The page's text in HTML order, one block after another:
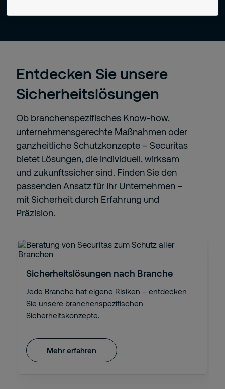
Entdecken Sie unsere
Sicherheitslösungen
Ob branchenspezifisches Know-how,
unternehmensgerechte Maßnahmen oder
ganzheitliche Schutzkonzepte – Securitas
bietet Lösungen, die individuell, wirksam
und zukunftssicher sind. Finden Sie den
passenden Ansatz für Ihr Unternehmen –
mit Sicherheit durch Erfahrung und
Präzision.
Sicherheitslösungen nach Branche
Jede Branche hat eigene Risiken – entdecken
Sie unsere branchenspezifischen
Sicherheitskonzepte.
Mehr erfahren